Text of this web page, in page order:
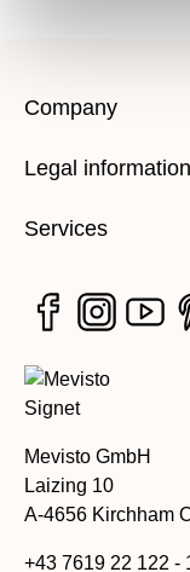
Company
Legal information
Services
Mevisto GmbH
Laizing 10
A-4656 Kirchham
+43 7619 22 122 -